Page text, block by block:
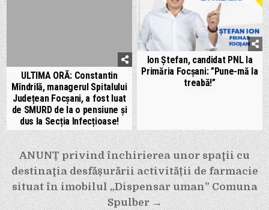
ULTIMA ORĂ: Constantin
Mîndrilă, managerul Spitalului
Județean Focșani, a fost luat
de SMURD de la o pensiune și
dus la Secția Infecțioase!
Ion Ștefan, candidat PNL la
Primăria Focșani: ”Pune-mă la
treabă!”
Navigare
în
articole
ANUNȚ privind închirierea unor spaţii cu
destinaţia desfășurării activității de farmacie
situat în imobilul „Dispensar uman” Comuna
Spulber →